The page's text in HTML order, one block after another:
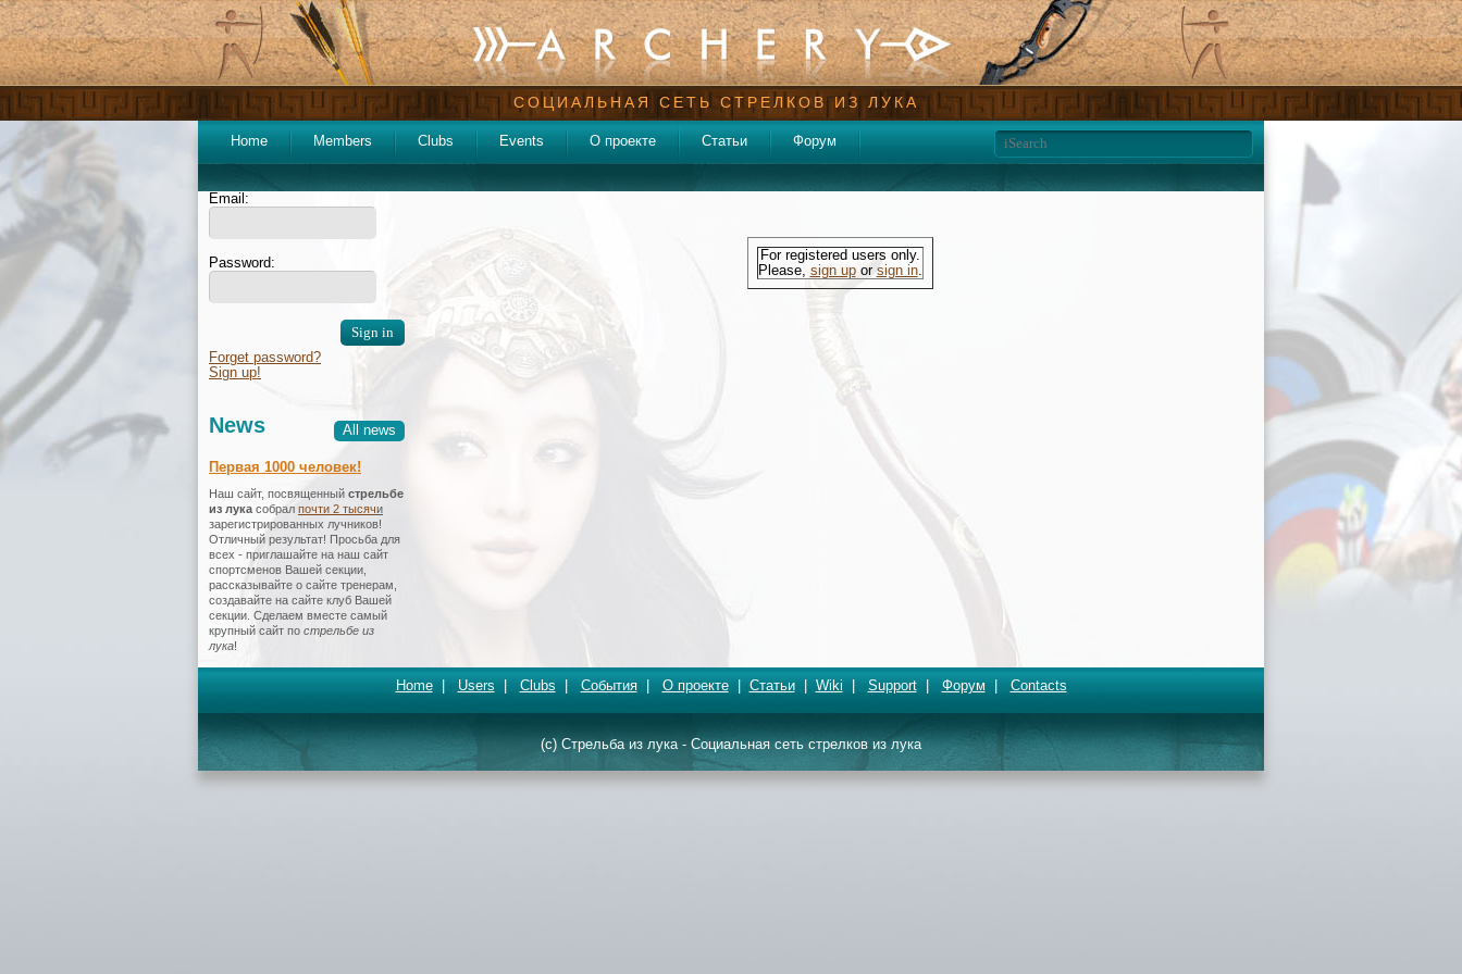
СОЦИАЛЬНАЯ СЕТЬ СТРЕЛКОВ ИЗ ЛУКА
Home Members Clubs Events О проекте Статьи Форум
Email:
Password:
Forget password?
Sign up!
All news
News
Первая 1000 человек!
Наш сайт, посвященный стрельбе
из лука собрал почти 2 тысячи
зарегистрированных лучников!
Отличный результат! Просьба для
всех - приглашайте на наш сайт
спортсменов Вашей секции,
рассказывайте о сайте тренерам,
создавайте на сайте клуб Вашей
секции. Сделаем вместе самый
крупный сайт по стрельбе из
лука!
For registered users only.
Please, sign uporsign in.
Home| Users Clubs События| О проекте| Статьи| Wiki Support| Форум Contacts
(c) Стрельба из лука - Социальная сеть стрелков из лука